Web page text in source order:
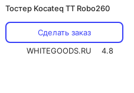
Тостер Kocateq TT Robo260
Сделать заказ
WHITEGOODS.RU
4.8